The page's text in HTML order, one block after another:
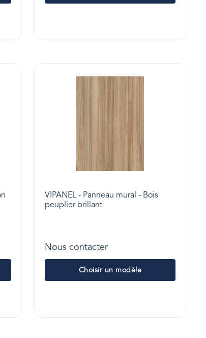
VIPANEL - Panneau mural - Bois
peuplier brillant
Nous contacter
Choisir un modèle